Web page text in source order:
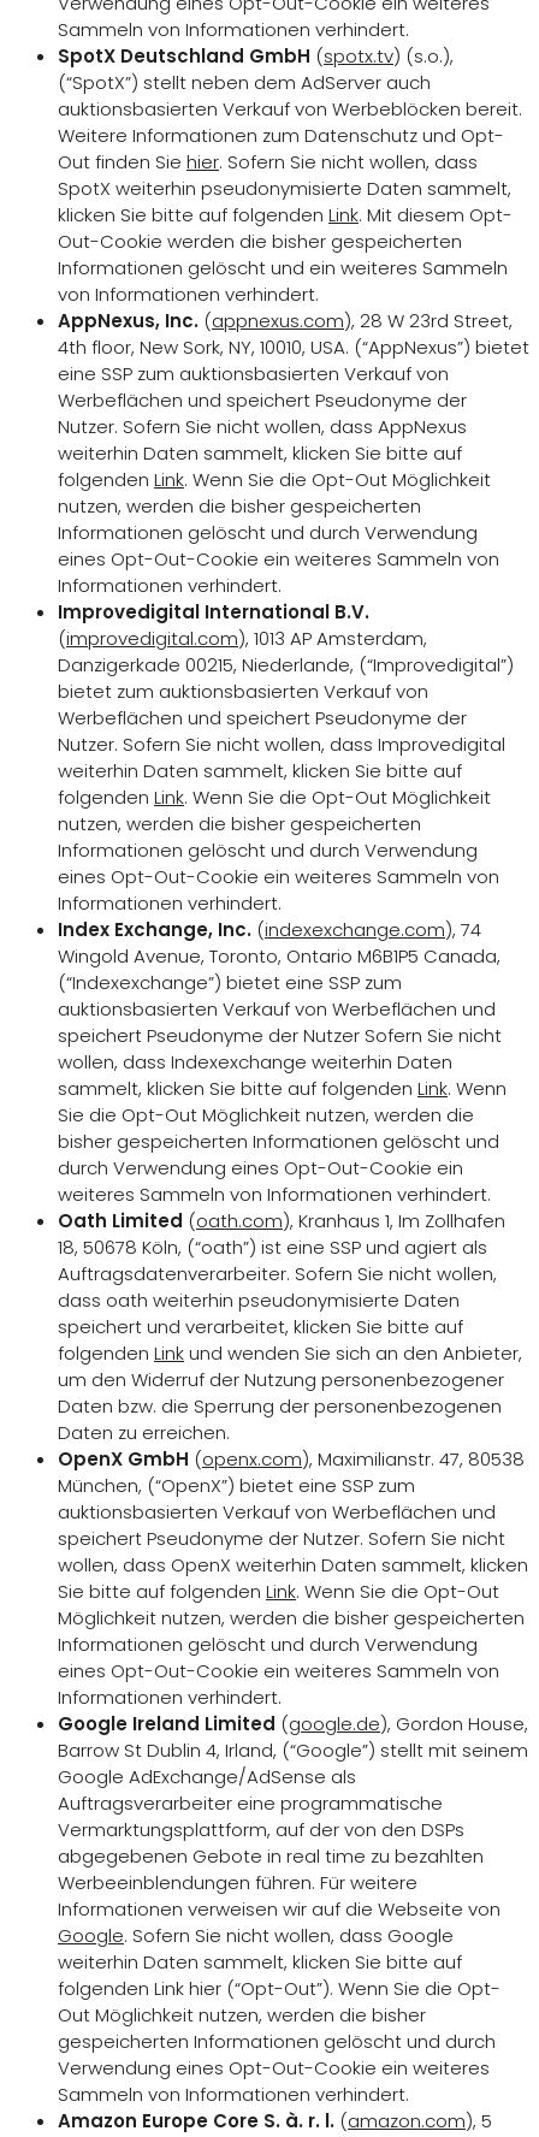
Sammeln von Informationen verhindert.
SpotX Deutschland GmbH (spotx.tv) (s.o.),
(“SpotX”) stellt neben dem AdServer auch
auktionsbasierten Verkauf von Werbeblöcken bereit.
Weitere Informationen zum Datenschutz und Opt-
Out finden Sie hier. Sofern Sie nicht wollen, dass
SpotX weiterhin pseudonymisierte Daten sammelt,
klicken Sie bitte auf folgenden Link. Mit diesem Opt-
Out-Cookie werden die bisher gespeicherten
Informationen gelöscht und ein weiteres Sammeln
von Informationen verhindert.
AppNexus, Inc. (appnexus.com), 28 W 23rd Street,
4th floor, New Sork, NY, 10010, USA. (“AppNexus”) bietet
eine SSP zum auktionsbasierten Verkauf von
Werbeflächen und speichert Pseudonyme der
Nutzer. Sofern Sie nicht wollen, dass AppNexus
weiterhin Daten sammelt, klicken Sie bitte auf
folgenden Link. Wenn Sie die Opt-Out Möglichkeit
nutzen, werden die bisher gespeicherten
Informationen gelöscht und durch Verwendung
eines Opt-Out-Cookie ein weiteres Sammeln von
Informationen verhindert.
Improvedigital International B.V.
(improvedigital.com), 1013 AP Amsterdam,
Danzigerkade 00215, Niederlande, (“Improvedigital”)
bietet zum auktionsbasierten Verkauf von
Werbeflächen und speichert Pseudonyme der
Nutzer. Sofern Sie nicht wollen, dass Improvedigital
weiterhin Daten sammelt, klicken Sie bitte auf
folgenden Link. Wenn Sie die Opt-Out Möglichkeit
nutzen, werden die bisher gespeicherten
Informationen gelöscht und durch Verwendung
eines Opt-Out-Cookie ein weiteres Sammeln von
Informationen verhindert.
Index Exchange, Inc. (indexexchange.com), 74
Wingold Avenue, Toronto, Ontario M6B1P5 Canada,
(“Indexexchange”) bietet eine SSP zum
auktionsbasierten Verkauf von Werbeflächen und
speichert Pseudonyme der Nutzer Sofern Sie nicht
wollen, dass Indexexchange weiterhin Daten
sammelt, klicken Sie bitte auf folgenden Link. Wenn
Sie die Opt-Out Möglichkeit nutzen, werden die
bisher gespeicherten Informationen gelöscht und
durch Verwendung eines Opt-Out-Cookie ein
weiteres Sammeln von Informationen verhindert.
Oath Limited (oath.com), Kranhaus 1, Im Zollhafen
18, 50678 Köln, (“oath”) ist eine SSP und agiert als
Auftragsdatenverarbeiter. Sofern Sie nicht wollen,
dass oath weiterhin pseudonymisierte Daten
speichert und verarbeitet, klicken Sie bitte auf
folgenden Linkund wenden Sie sich an den Anbieter,
um den Widerruf der Nutzung personenbezogener
Daten bzw. die Sperrung der personenbezogenen
Daten zu erreichen.
OpenX GmbH (openx.com), Maximilianstr. 47, 80538
München, (“OpenX”) bietet eine SSP zum
auktionsbasierten Verkauf von Werbeflächen und
speichert Pseudonyme der Nutzer. Sofern Sie nicht
wollen, dass OpenX weiterhin Daten sammelt, klicken
Sie bitte auf folgenden Link. Wenn Sie die Opt-Out
Möglichkeit nutzen, werden die bisher gespeicherten
Informationen gelöscht und durch Verwendung
eines Opt-Out-Cookie ein weiteres Sammeln von
Informationen verhindert.
Google Ireland Limited (google.de), Gordon House,
Barrow St Dublin 4, Irland, (“Google”) stellt mit seinem
Google AdExchange/AdSense als
Auftragsverarbeiter eine programmatische
Vermarktungsplattform, auf der von den DSPs
abgegebenen Gebote in real time zu bezahlten
Werbeeinblendungen führen. Für weitere
Informationen verweisen wir auf die Webseite von
Google. Sofern Sie nicht wollen, dass Google
weiterhin Daten sammelt, klicken Sie bitte auf
folgenden Link hier (“Opt-Out”). Wenn Sie die Opt-
Out Möglichkeit nutzen, werden die bisher
gespeicherten Informationen gelöscht und durch
Verwendung eines Opt-Out-Cookie ein weiteres
Sammeln von Informationen verhindert.
Amazon Europe Core S. à. r. l. (amazon.com), 5